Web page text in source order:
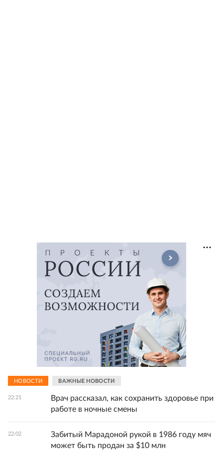
НОВОСТИ ВАЖНЫЕ НОВОСТИ
22:21
Врач рассказал, как сохранить здоровье при
работе в ночные смены
22:02
Забитый Марадоной рукой в 1986 году мяч
может быть продан за $10 млн